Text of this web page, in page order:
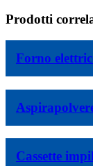
Prodotti
Forno
Cassette